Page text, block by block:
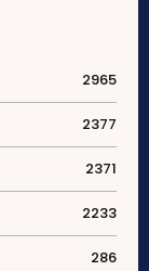
2965
2377
2371
2233
286